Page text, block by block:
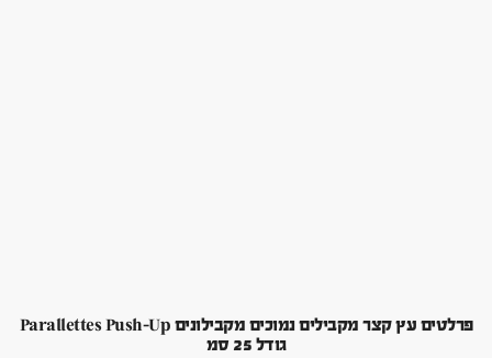
פרלטים עץ קצר מקבילים נמוכים מקבילונים Parallettes Push-Up
גודל 25 סמ